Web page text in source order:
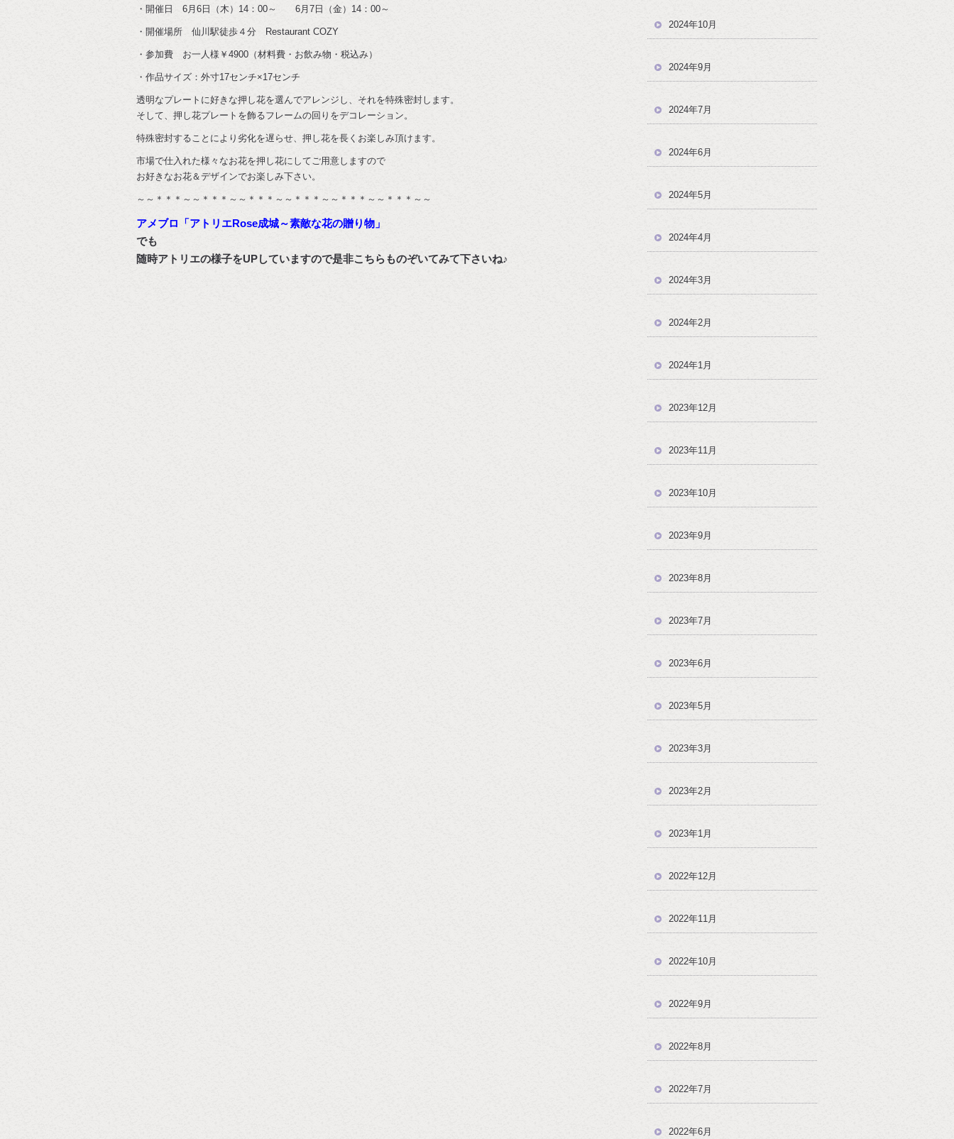
・開催日 6月6日（木）14：00～ 6月7日（金）14：00～
・開催場所 仙川駅徒歩４分 Restaurant COZY
・参加費 お一人様￥4900（材料費・お飲み物・税込み）
・作品サイズ：外寸17センチ×17センチ
透明なプレートに好きな押し花を選んでアレンジし、それを特殊密封します。
そして、押し花プレートを飾るフレームの回りをデコレーション。
特殊密封することにより劣化を遅らせ、押し花を長くお楽しみ頂けます。
市場で仕入れた様々なお花を押し花にしてご用意しますので
お好きなお花＆デザインでお楽しみ下さい。
～～＊＊＊～～＊＊＊～～＊＊＊～～＊＊＊～～＊＊＊～～＊＊＊～～
アメブロ「アトリエRose成城～素敵な花の贈り物」
でも
随時アトリエの様子をUPしていますので是非こちらものぞいてみて下さいね♪
2024年10月
2024年9月
2024年7月
2024年6月
2024年5月
2024年4月
2024年3月
2024年2月
2024年1月
2023年12月
2023年11月
2023年10月
2023年9月
2023年8月
2023年7月
2023年6月
2023年5月
2023年3月
2023年2月
2023年1月
2022年12月
2022年11月
2022年10月
2022年9月
2022年8月
2022年7月
2022年6月